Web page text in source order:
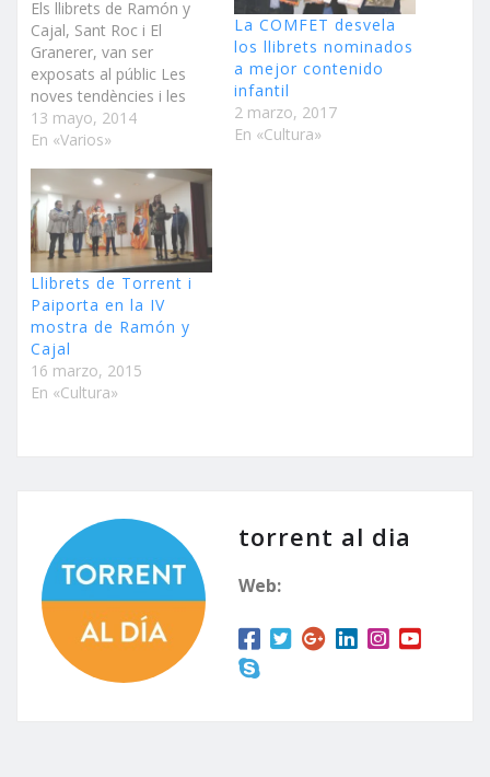
Els llibrets de Ramón y
Cajal, Sant Roc i El
Granerer, van ser
exposats al públic Les
noves tendències i les
vies de finançament van
centrar l’edició d’enguany,
gran èxit de participació
Les falles de Torrent no
ha fallat a la cita. La
novena mostra…
13 mayo, 2014
En «Varios»
La COMFET desvela
los llibrets nominados
a mejor contenido
infantil
2 marzo, 2017
En «Cultura»
Llibrets de Torrent i
Paiporta en la IV
mostra de Ramón y
Cajal
16 marzo, 2015
En «Cultura»
torrent al dia
Web: